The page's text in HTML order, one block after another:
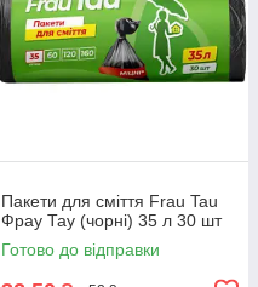
Пакети для сміття Frau Tau
Фрау Тау (чорні) 35 л 30 шт
Готово до відправки